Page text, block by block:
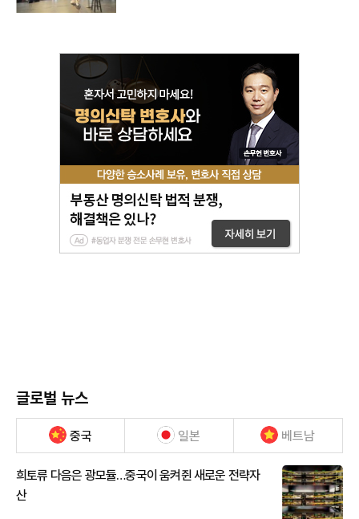
글로벌 뉴스
중국 일본 베트남
희토류 다음은 광모듈…중국이 움켜쥔 새로운 전략자
산